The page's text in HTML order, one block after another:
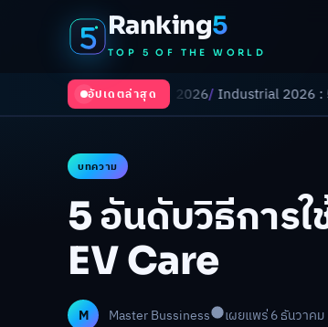
Ranking5
TOP 5 OF THE WORLD
อัปเดตล่าสุด
ลี่ยนโลกในปี 2026/Industrial 2026 : 5 เทคโนโลยีอุต
บทความ
5 อันดับวิธีการ
EV Care
M Master Bussiness เผยแพร่ 6 ธันวาค